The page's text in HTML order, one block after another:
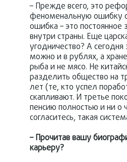
– Прежде всего, это
феноменальную ошибку
ошибка – это
внутри страны. Еще
угодничество? А
можно и в рублях, а
рыба и не мясо. Не
разделить общество на
лет (те, кто успел
скапливают. И третье
пенсию полностью и ни о
согласитесь, такая
– Прочитав вашу
карьеру?